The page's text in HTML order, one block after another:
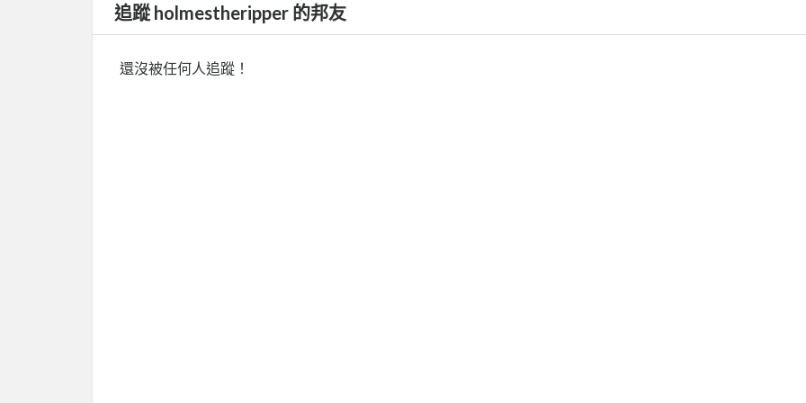
追蹤 holmestheripper 的邦友
還沒被任何人追蹤！